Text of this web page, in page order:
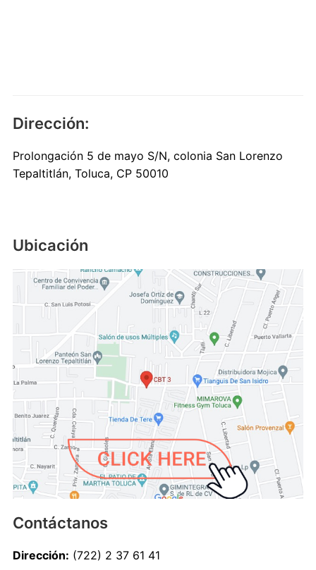
Dirección:
Prolongación 5 de mayo S/N, colonia San Lorenzo
Tepaltitlán, Toluca, CP 50010
Ubicación
Contáctanos
Dirección: (722) 2 37 61 41